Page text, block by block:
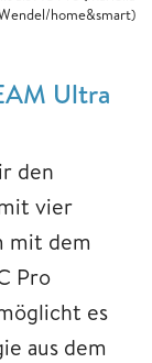
home&smart)
Ultra
den
vier
mit dem
Pro
es
aus dem